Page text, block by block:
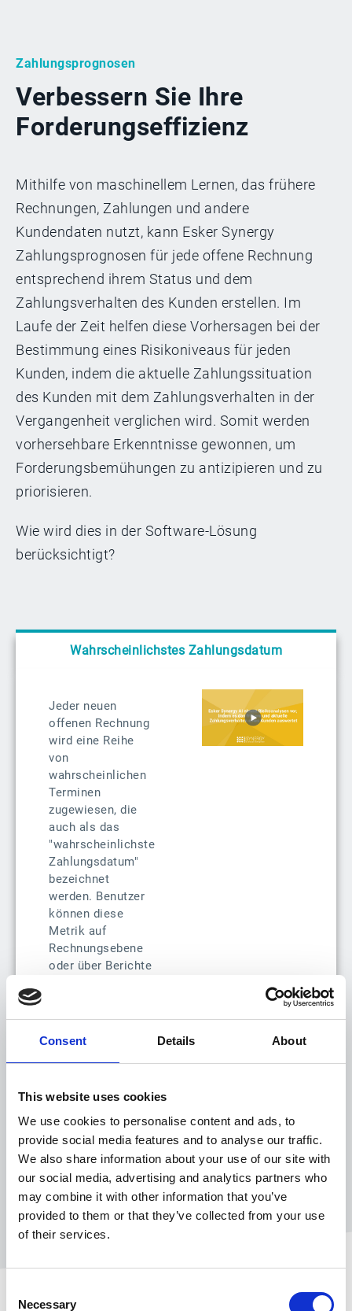
Consent Details About
This website uses cookies
We use cookies to personalise content and ads, to
provide social media features and to analyse our traffic.
We also share information about your use of our site with
our social media, advertising and analytics partners who
may combine it with other information that you’ve
provided to them or that they’ve collected from your use
of their services.
Selection
Necessary
Zahlungsprognosen
Verbessern Sie Ihre
Forderungseffizienz
Mithilfe von maschinellem Lernen, das frühere
Rechnungen, Zahlungen und andere
Kundendaten nutzt, kann Esker Synergy
Zahlungsprognosen für jede offene Rechnung
entsprechend ihrem Status und dem
Zahlungsverhalten des Kunden erstellen. Im
Laufe der Zeit helfen diese Vorhersagen bei der
Bestimmung eines Risikoniveaus für jeden
Kunden, indem die aktuelle Zahlungssituation
des Kunden mit dem Zahlungsverhalten in der
Vergangenheit verglichen wird. Somit werden
vorhersehbare Erkenntnisse gewonnen, um
Forderungsbemühungen zu antizipieren und zu
priorisieren.
Wie wird dies in der Software-Lösung
berücksichtigt?
Wahrscheinlichstes Zahlungsdatum
Jeder neuen
offenen Rechnung
wird eine Reihe
von
wahrscheinlichen
Terminen
zugewiesen, die
auch als das
"wahrscheinlichste
Zahlungsdatum"
bezeichnet
werden. Benutzer
können diese
Metrik auf
Rechnungsebene
oder über Berichte
Zurückstellen von Anrufen und Risikostufe